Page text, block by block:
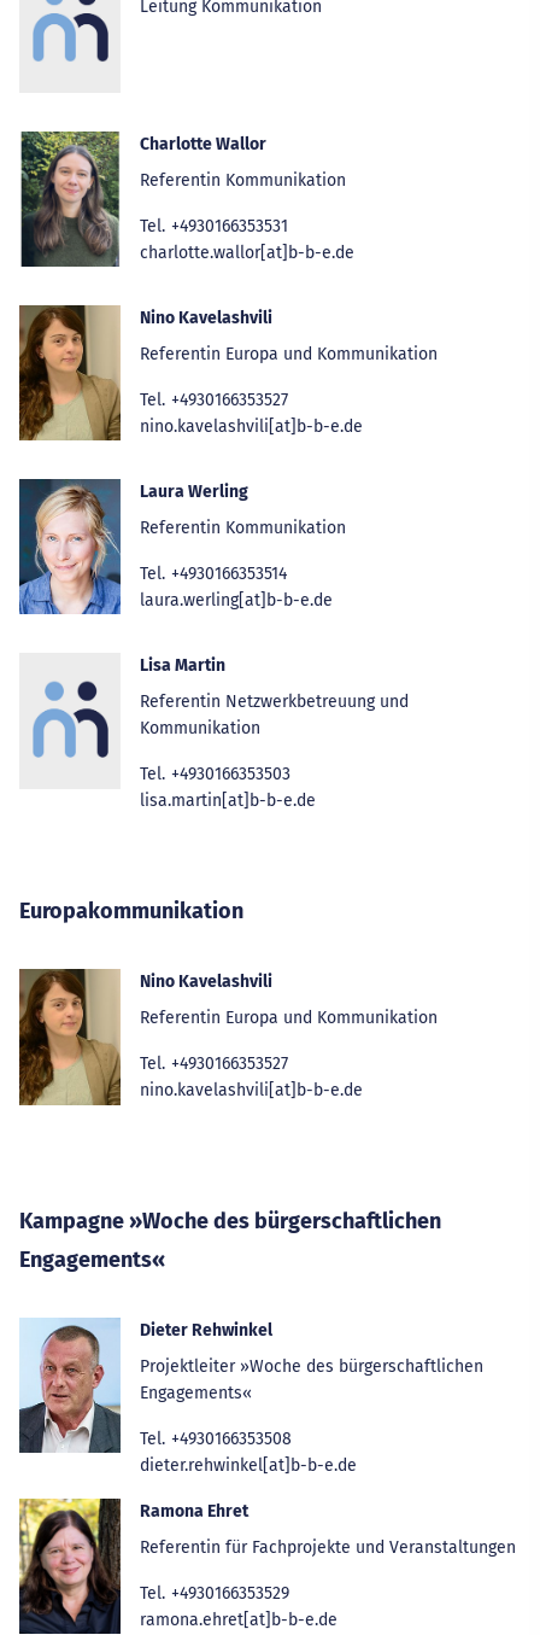
Leitung Kommunikation
Charlotte Wallor
Referentin Kommunikation
Tel. +4930166353531
charlotte.wallor[at]b-b-e.de
Nino Kavelashvili
Referentin Europa und Kommunikation
Tel. +4930166353527
nino.kavelashvili[at]b-b-e.de
Laura Werling
Referentin Kommunikation
Tel. +4930166353514
laura.werling[at]b-b-e.de
Lisa Martin
Referentin Netzwerkbetreuung und
Kommunikation
Tel. +4930166353503
lisa.martin[at]b-b-e.de
Europakommunikation
Nino Kavelashvili
Referentin Europa und Kommunikation
Tel. +4930166353527
nino.kavelashvili[at]b-b-e.de
Kampagne »Woche des bürgerschaftlichen
Engagements«
Dieter Rehwinkel
Projektleiter »Woche des bürgerschaftlichen
Engagements«
Tel. +4930166353508
dieter.rehwinkel[at]b-b-e.de
Ramona Ehret
Referentin für Fachprojekte und Veranstaltungen
Tel. +4930166353529
ramona.ehret[at]b-b-e.de